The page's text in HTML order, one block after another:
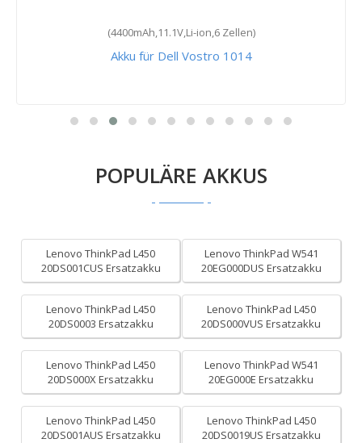
(4400mAh,11.1V,Li-ion,6 Zellen)
Akku für Dell Vostro 1014
POPULÄRE AKKUS
Lenovo ThinkPad L450
20DS001CUS Ersatzakku
Lenovo ThinkPad W541
20EG000DUS Ersatzakku
Lenovo ThinkPad L450
20DS0003 Ersatzakku
Lenovo ThinkPad L450
20DS000VUS Ersatzakku
Lenovo ThinkPad L450
20DS000X Ersatzakku
Lenovo ThinkPad W541
20EG000E Ersatzakku
Lenovo ThinkPad L450
20DS001AUS Ersatzakku
Lenovo ThinkPad L450
20DS0019US Ersatzakku